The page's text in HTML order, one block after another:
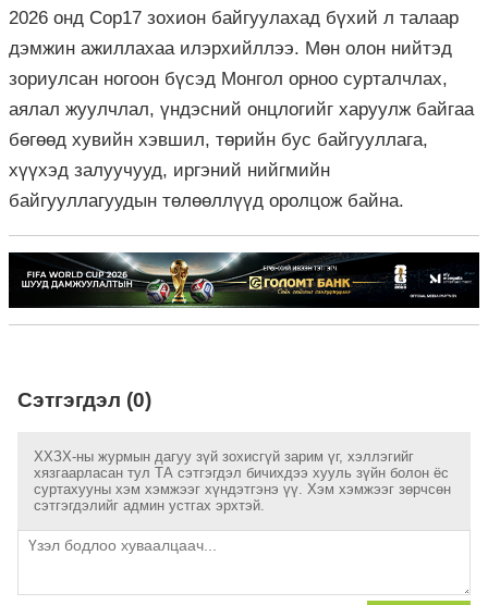
2026 онд Сор17 зохион байгуулахад бүхий л талаар
дэмжин ажиллахаа илэрхийллээ. Мөн олон нийтэд
зориулсан ногоон бүсэд Монгол орноо сурталчлах,
аялал жуулчлал, үндэсний онцлогийг харуулж байгаа
бөгөөд хувийн хэвшил, төрийн бус байгууллага,
хүүхэд залуучууд, иргэний нийгмийн
байгууллагуудын төлөөллүүд оролцож байна.
Сэтгэгдэл (0)
ХХЗХ-ны журмын дагуу зүй зохисгүй зарим үг, хэллэгийг
хязгаарласан тул ТА сэтгэгдэл бичихдээ хууль зүйн болон ёс
суртахууны хэм хэмжээг хүндэтгэнэ үү. Хэм хэмжээг зөрчсөн
сэтгэгдэлийг админ устгах эрхтэй.